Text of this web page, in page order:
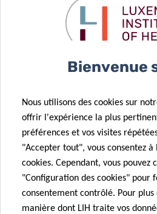
scientifiques
l’espoir aux patients
soignants, et
déclare le Dr Yvan Devaux,
chercheur principal de l’étude au
Bienvenue
Nous utilisons des cookies sur
offrir l'expérience la plus
préférences et vos visites
"Accepter tout", vous consentez
cookies. Cependant, vous pouvez
"Configuration des cookies" pour
consentement contrôlé. Pour
manière dont LIH traite vos